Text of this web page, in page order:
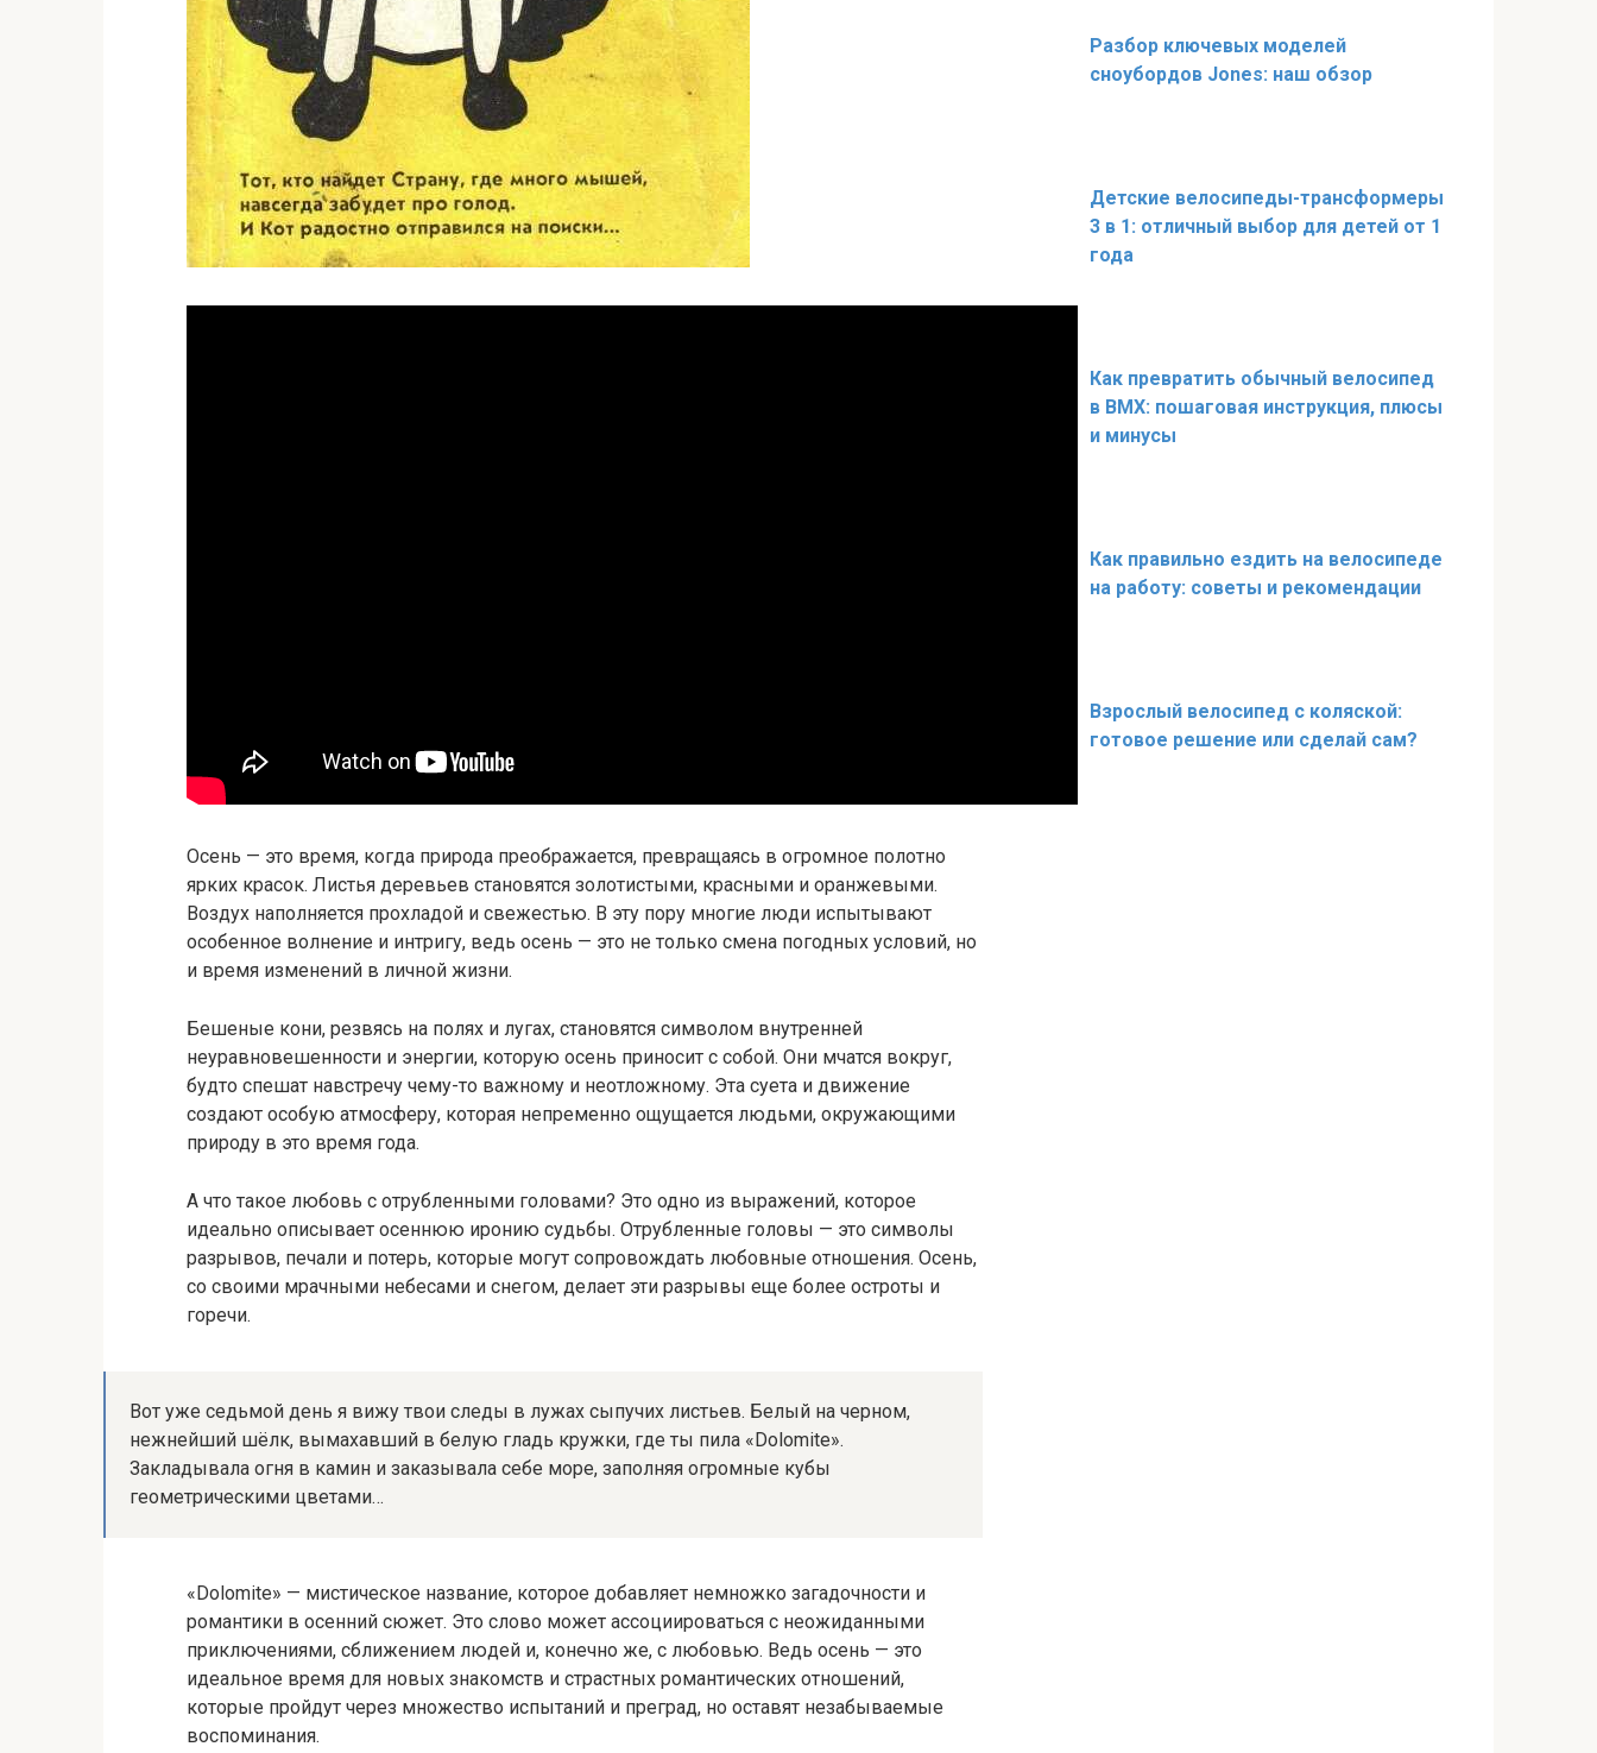
Осень — это время, когда природа преображается, превращаясь в огромное полотно
ярких красок. Листья деревьев становятся золотистыми, красными и оранжевыми.
Воздух наполняется прохладой и свежестью. В эту пору многие люди испытывают
особенное волнение и интригу, ведь осень — это не только смена погодных условий, но
и время изменений в личной жизни.
Бешеные кони, резвясь на полях и лугах, становятся символом внутренней
неуравновешенности и энергии, которую осень приносит с собой. Они мчатся вокруг,
будто спешат навстречу чему-то важному и неотложному. Эта суета и движение
создают особую атмосферу, которая непременно ощущается людьми, окружающими
природу в это время года.
А что такое любовь с отрубленными головами? Это одно из выражений, которое
идеально описывает осеннюю иронию судьбы. Отрубленные головы — это символы
разрывов, печали и потерь, которые могут сопровождать любовные отношения. Осень,
со своими мрачными небесами и снегом, делает эти разрывы еще более остроты и
горечи.
Вот уже седьмой день я вижу твои следы в лужах сыпучих листьев. Белый на черном,
нежнейший шёлк, вымахавший в белую гладь кружки, где ты пила «Dolomite».
Закладывала огня в камин и заказывала себе море, заполняя огромные кубы
геометрическими цветами…
«Dolomite» — мистическое название, которое добавляет немножко загадочности и
романтики в осенний сюжет. Это слово может ассоциироваться с неожиданными
приключениями, сближением людей и, конечно же, с любовью. Ведь осень — это
идеальное время для новых знакомств и страстных романтических отношений,
которые пройдут через множество испытаний и преград, но оставят незабываемые
воспоминания.
Разбор ключевых моделей
сноубордов Jones: наш обзор
Детские велосипеды-трансформеры
3 в 1: отличный выбор для детей от 1
года
Как превратить обычный велосипед
в BMX: пошаговая инструкция, плюсы
и минусы
Как правильно ездить на велосипеде
на работу: советы и рекомендации
Взрослый велосипед с коляской:
готовое решение или сделай сам?